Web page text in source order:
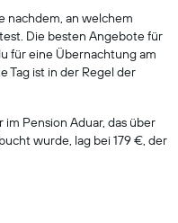
nachdem, an welchem
Die besten Angebote für
für eine Übernachtung am
Tag ist in der Regel der
Pension Aduar, das über
wurde, lag bei 179 €, der